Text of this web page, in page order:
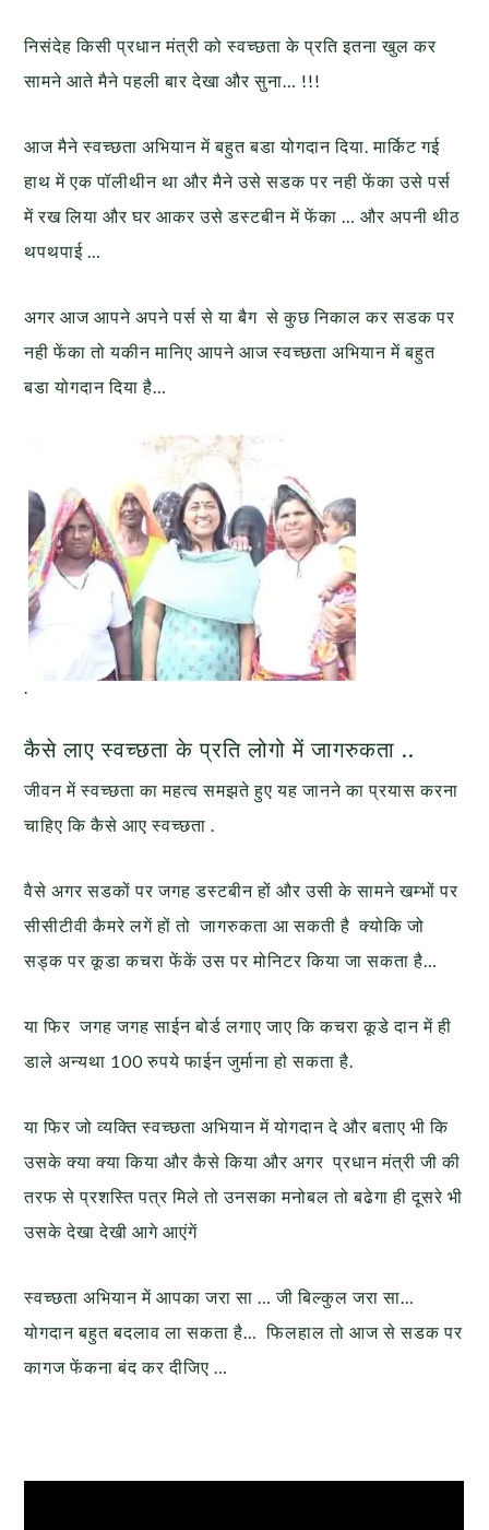
निसंदेह किसी प्रधान मंत्री को स्वच्छता के प्रति इतना खुल कर
सामने आते मैने पहली बार देखा और सुना… !!!
आज मैने स्वच्छता अभियान में बहुत बडा योगदान दिया. मार्किट गई
हाथ में एक पॉलीथीन था और मैने उसे सडक पर नही फेंका उसे पर्स
में रख लिया और घर आकर उसे डस्टबीन में फेंका … और अपनी थीठ
थपथपाई …
अगर आज आपने अपने पर्स से या बैग से कुछ निकाल कर सडक पर
नही फेंका तो यकीन मानिए आपने आज स्वच्छता अभियान में बहुत
बडा योगदान दिया है…
.
कैसे लाए स्वच्छता के प्रति लोगो में जागरुकता ..
जीवन में स्वच्छता का महत्व समझते हुए यह जानने का प्रयास करना
चाहिए कि कैसे आए स्वच्छता .
वैसे अगर सडकों पर जगह डस्टबीन हों और उसी के सामने खम्भों पर
सीसीटीवी कैमरे लगें हों तो जागरुकता आ सकती है क्योकि जो
सड्क पर कूडा कचरा फेंकें उस पर मोनिटर किया जा सकता है…
या फिर जगह जगह साईन बोर्ड लगाए जाए कि कचरा कूडे दान में ही
डाले अन्यथा 100 रुपये फाईन जुर्माना हो सकता है.
या फिर जो व्यक्ति स्वच्छता अभियान में योगदान दे और बताए भी कि
उसके क्या क्या किया और कैसे किया और अगर प्रधान मंत्री जी की
तरफ से प्रशस्ति पत्र मिले तो उनसका मनोबल तो बढेगा ही दूसरे भी
उसके देखा देखी आगे आएंगें
स्वच्छता अभियान में आपका जरा सा … जी बिल्कुल जरा सा…
योगदान बहुत बदलाव ला सकता है… फिलहाल तो आज से सडक पर
कागज फेंकना बंद कर दीजिए …